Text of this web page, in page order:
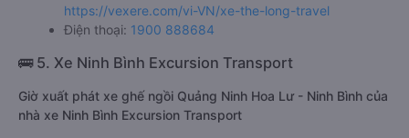
https://vexere.com/vi-VN/xe-the-long-travel
Điện thoại: 1900 888684
🚌 5. Xe Ninh Bình Excursion Transport
Giờ xuất phát xe ghế ngồi Quảng Ninh Hoa Lư - Ninh Bình của
nhà xe Ninh Bình Excursion Transport